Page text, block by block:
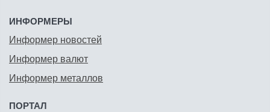
ИНФОРМЕРЫ
Информер новостей
Информер валют
Информер металлов
ПОРТАЛ